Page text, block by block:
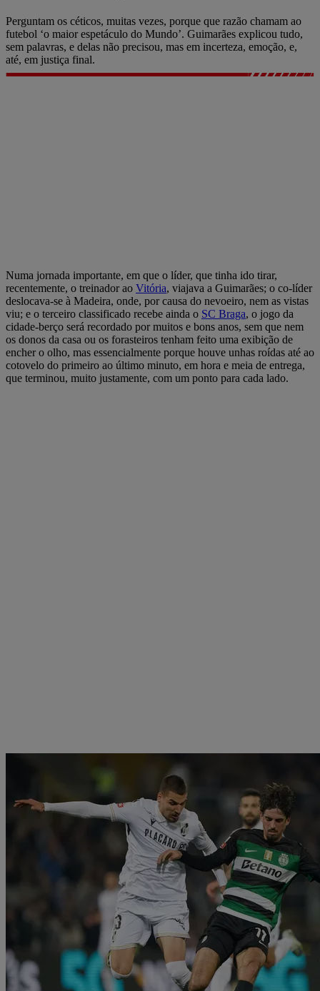
Perguntam os céticos, muitas vezes, porque que razão chamam ao
futebol ‘o maior espetáculo do Mundo’. Guimarães explicou tudo,
sem palavras, e delas não precisou, mas em incerteza, emoção, e,
até, em justiça final.
Numa jornada importante, em que o líder, que tinha ido tirar,
recentemente, o treinador ao Vitória, viajava a Guimarães; o co-líder
deslocava-se à Madeira, onde, por causa do nevoeiro, nem as vistas
viu; e o terceiro classificado recebe ainda o SC Braga, o jogo da
cidade-berço será recordado por muitos e bons anos, sem que nem
os donos da casa ou os forasteiros tenham feito uma exibição de
encher o olho, mas essencialmente porque houve unhas roídas até ao
cotovelo do primeiro ao último minuto, em hora e meia de entrega,
que terminou, muito justamente, com um ponto para cada lado.